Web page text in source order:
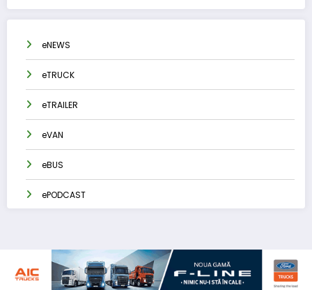
eNEWS
eTRUCK
eTRAILER
eVAN
eBUS
ePODCAST